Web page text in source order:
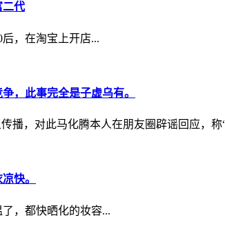
二代
，在淘宝上开店...
，此事完全是子虚乌有。
播，对此马化腾本人在朋友圈辟谣回应，
快。
，都快晒化的妆容...